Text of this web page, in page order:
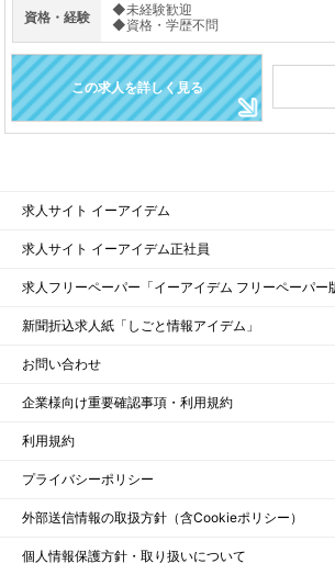
資格・経験
◆未経験歓迎
◆資格・学歴不問
この求人を詳しく見る
求人サイト イーアイデム
求人サイト イーアイデム正社員
求人フリーペーパー「イーアイデム フリーペーパー
新聞折込求人紙「しごと情報アイデム」
お問い合わせ
企業様向け重要確認事項・利用規約
利用規約
プライバシーポリシー
外部送信情報の取扱方針（含Cookieポリシー）
個人情報保護方針・取り扱いについて